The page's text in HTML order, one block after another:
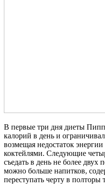
В первые три дня диеты
калорий в день и
возмещая недостаток
коктейлями. Следующие
съедать в день не более
можно больше напитков,
переступать черту в полторы